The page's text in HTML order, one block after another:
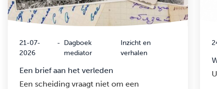
21-07-
2026
- Dagboek
mediator
Inzicht en
verhalen
Een brief aan het verleden
Een scheiding vraagt niet om een